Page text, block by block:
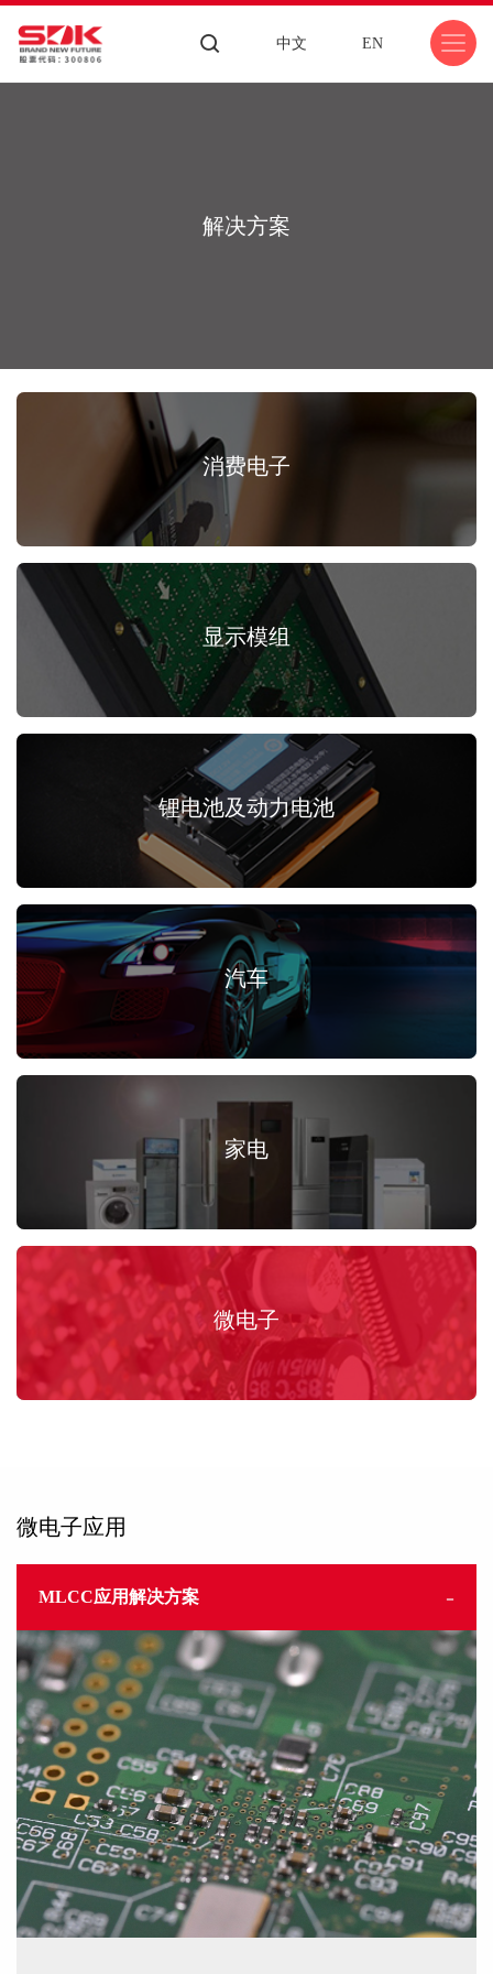
中文 EN
解决方案
消费电子
显示模组
锂电池及动力电池
汽车
家电
微电子
微电子应用
MLCC应用解决方案